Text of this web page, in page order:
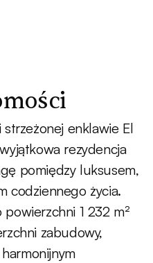
enklawie El
rezydencja
pomiędzy luksusem,
codziennego życia.
powierzchni 1 232 m²
zabudowy,